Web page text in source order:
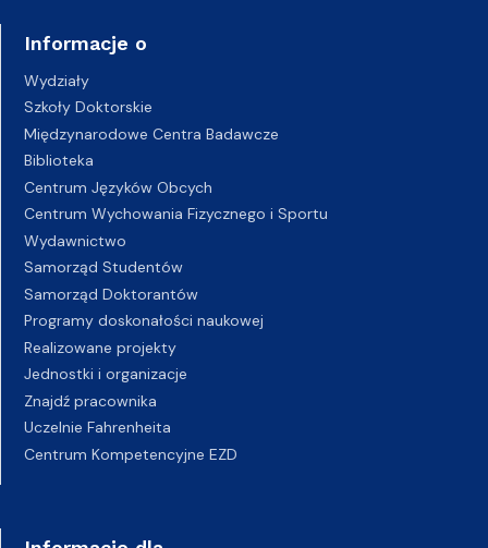
Informacje o
Wydziały
Szkoły Doktorskie
Międzynarodowe Centra Badawcze
Biblioteka
Centrum Języków Obcych
Centrum Wychowania Fizycznego i Sportu
Wydawnictwo
Samorząd Studentów
Samorząd Doktorantów
Programy doskonałości naukowej
Realizowane projekty
Jednostki i organizacje
Znajdź pracownika
Uczelnie Fahrenheita
Centrum Kompetencyjne EZD